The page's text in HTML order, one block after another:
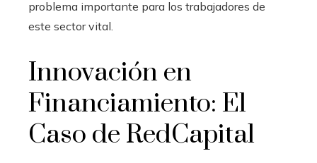
problema importante para los trabajadores de
este sector vital.
Innovación en
Financiamiento: El
Caso de RedCapital